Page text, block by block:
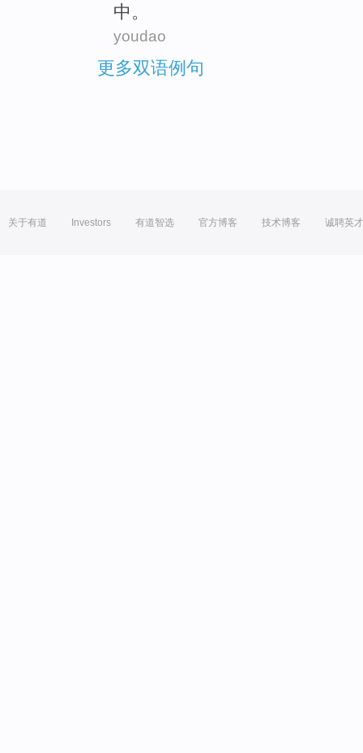
中。
youdao
更多双语例句
关于有道 Investors 有道智选 官方博客 技术博客 诚聘英才